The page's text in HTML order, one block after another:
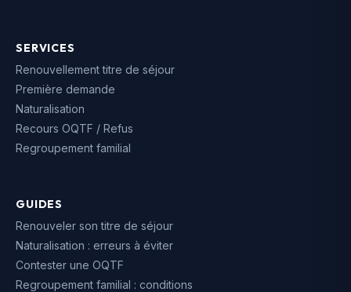
SERVICES
Renouvellement titre de séjour
Première demande
Naturalisation
Recours OQTF / Refus
Regroupement familial
GUIDES
Renouveler son titre de séjour
Naturalisation : erreurs à éviter
Contester une OQTF
Regroupement familial : conditions